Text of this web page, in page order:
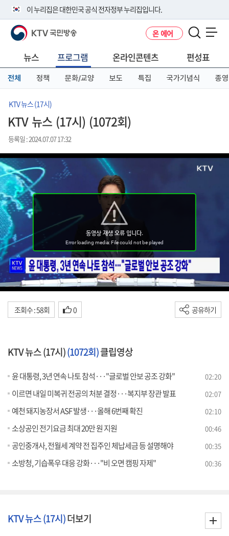
이 누리집은 대한민국 공식 전자정부 누리집입니다.
공식 누리집 주소 확인하기
니다.
이밖에 or.kr 또는 .kr등 다른 도메인 주소를 사용하고 있다면 아래 URL에
서 도메인 주소를 확인해 보세요
KTV 국민방송 온 에어
뉴스 프로그램 온라인콘텐츠 편성표
전체 정책 문화/교양 보도 특집 국가기념식 종영
KTV 뉴스 (17시)
KTV 뉴스 (17시) (1072회)
등록일 : 2024.07.07 17:32
조회수 : 58회 0 공유하기
KTV 뉴스 (17시)(1072회)클립영상
윤 대통령, 3년 연속 나토 참석···"글로벌 안보 공조 강화" 02:20
이르면 내일 미복귀 전공의 처분 결정···복지부 장관 발표 02:07
예천 돼지농장서 ASF 발생···올해 6번째 확진 02:10
소상공인 전기요금 최대 20만 원 지원 00:46
공인중개사, 전월세 계약 전 집주인 체납세금 등 설명해야 00:35
소방청, 기습폭우 대응 강화···"비 오면 캠핑 자제" 00:36
KTV 뉴스 (17시)더보기